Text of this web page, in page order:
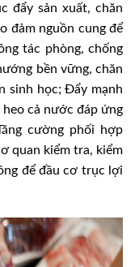
đẩy sản xuất, chăn
đảm nguồn cung để
tác phòng, chống
bền vững, chăn
sinh học; Đẩy mạnh
cả nước đáp ứng
cường phối hợp
quan kiểm tra, kiểm
để đầu cơ trục lợi